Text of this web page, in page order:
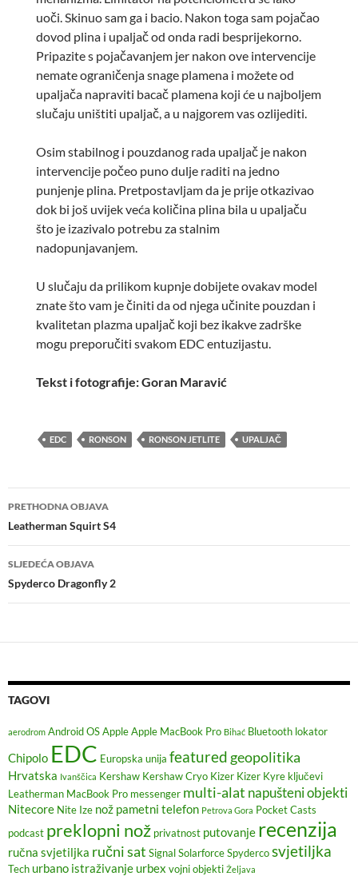
uoči. Skinuo sam ga i bacio. Nakon toga sam pojačao
dovod plina i upaljač od onda radi besprijekorno.
Pripazite s pojačavanjem jer nakon ove intervencije
nemate ograničenja snage plamena i možete od
upaljača napraviti bacač plamena koji će u najboljem
slučaju uništiti upaljač, a u najgorem vas ozlijediti.
Osim stabilnog i pouzdanog rada upaljač je nakon
intervencije počeo puno dulje raditi na jedno
punjenje plina. Pretpostavljam da je prije otkazivao
dok bi još uvijek veća količina plina bila u upaljaču
što je izazivalo potrebu za stalnim
nadopunjavanjem.
U slučaju da prilikom kupnje dobijete ovakav model
znate što vam je činiti da od njega učinite pouzdan i
kvalitetan plazma upaljač koji bez ikakve zadrške
mogu preporučiti svakom EDC entuzijastu.
Tekst i fotografije: Goran Maravić
EDC RONSON RONSON JETLITE UPALJAČ
Navigacija
objava
PRETHODNA OBJAVA
Leatherman Squirt S4
SLJEDEĆA OBJAVA
Spyderco Dragonfly 2
TAGOVI
aerodrom Android OSAppleApple MacBook Pro Bihać Bluetooth lokator
Chipolo EDC Europska unija featured geopolitika
Hrvatska Ivanščica Kershaw Kershaw Cryo Kizer Kizer Kyre ključevi
Leatherman MacBook Pro messenger multi-alat napušteni objekti
Nitecore Nite Ize nož pametni telefon Petrova Gora Pocket Casts
podcast preklopni nož privatnost putovanje recenzija
ručna svjetiljka ručni sat SignalSolarforceSpydercosvjetiljka
Tech urbano istraživanje urbex vojni objekti Željava